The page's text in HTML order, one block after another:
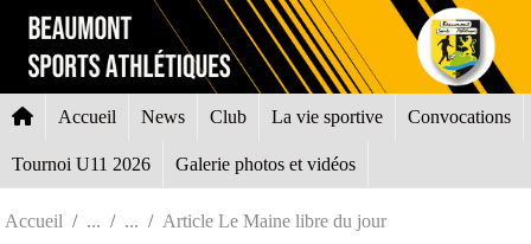
Accueil News Club La vie sportive Convocations
Tournoi U11 2026 Galerie photos et vidéos
Accueil Article Le Maine libre du jour
Panneau de gestion des cookies